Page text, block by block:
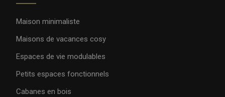
Maison minimaliste
Maisons de vacances cosy
Espaces de vie modulables
Petits espaces fonctionnels
Cabanes en bois